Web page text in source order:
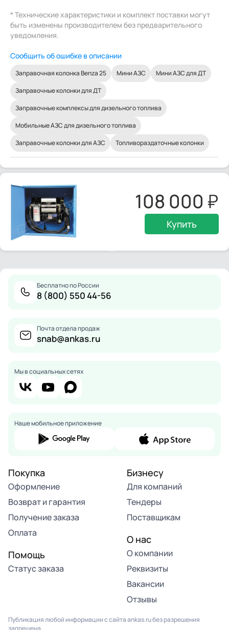
* Технические характеристики и комплект поставки могут
быть изменены производителем без предварительного
уведомления.
Сообщить об ошибке в описании
Заправочная колонка Benza 25 Мини АЗС
Мини АЗС для ДТ
Заправочные колонки для ДТ
Заправочные комплексы для дизельного топлива
Мобильные АЗС для дизельного топлива
Заправочные колонки для АЗС
Топливораздаточные колонки
108 000
Купить
Бесплатно по России
8 (800) 550 44-56
Почта отдела продаж
snab@ankas.ru
Мы в социальных сетях
Наше мобильное приложение
Покупка
Оформление
Возврат и гарантия
Получение заказа
Оплата
Помощь
Статус заказа
Бизнесу
Для компаний
Тендеры
Поставщикам
О нас
О компании
Реквизиты
Вакансии
Отзывы
Публикация любой информации с сайта ankas.ru без разрешения
запрещена.